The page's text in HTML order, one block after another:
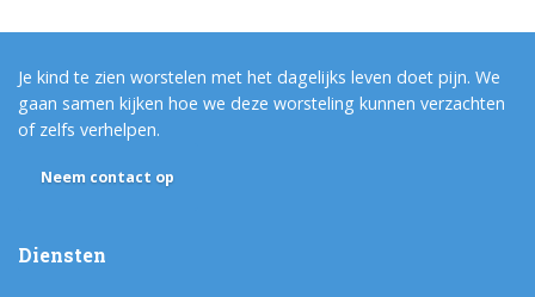
Je kind te zien worstelen met het dagelijks leven doet pijn. We
gaan samen kijken hoe we deze worsteling kunnen verzachten
of zelfs verhelpen.
Neem contact op
Diensten